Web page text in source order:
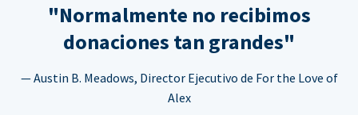
"Normalmente no recibimos
donaciones tan grandes"
— Austin B. Meadows, Director Ejecutivo de For the Love of
Alex